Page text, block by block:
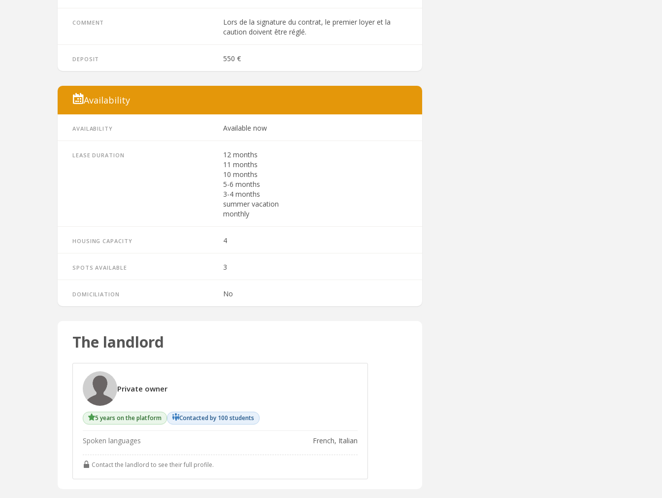
Comment
Lors de la signature du contrat, le premier loyer et la
caution doivent être réglé.
Deposit 550 €
Availability
Availability Available now
Lease duration
12 months
11 months
10 months
5-6 months
3-4 months
summer vacation
monthly
Housing capacity 4
Spots available 3
Domiciliation No
The landlord
Private owner
5 years on the platform Contacted by 100 students
Spoken languages French, Italian
Contact the landlord to see their full profile.